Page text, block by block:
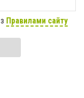
Правилами сайту